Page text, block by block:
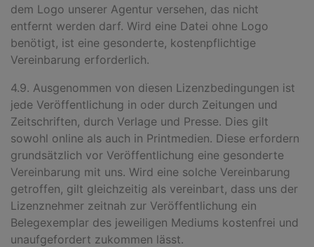
dem Logo unserer Agentur versehen, das nicht
entfernt werden darf. Wird eine Datei ohne Logo
benötigt, ist eine gesonderte, kostenpflichtige
Vereinbarung erforderlich.
4.9. Ausgenommen von diesen Lizenzbedingungen ist
jede Veröffentlichung in oder durch Zeitungen und
Zeitschriften, durch Verlage und Presse. Dies gilt
sowohl online als auch in Printmedien. Diese erfordern
grundsätzlich vor Veröffentlichung eine gesonderte
Vereinbarung mit uns. Wird eine solche Vereinbarung
getroffen, gilt gleichzeitig als vereinbart, dass uns der
Lizenznehmer zeitnah zur Veröffentlichung ein
Belegexemplar des jeweiligen Mediums kostenfrei und
unaufgefordert zukommen lässt.